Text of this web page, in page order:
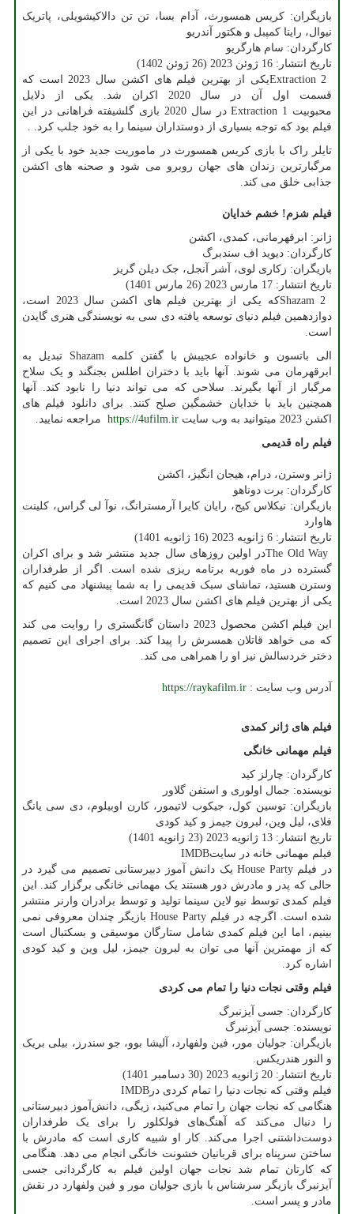
بازیگران: کریس همسورث، آدام بسا، تن تن دالاکیشویلی، پاتریک
نیوال، راینا کمپبل و هکتور آندریو
کارگردان: سام هارگریو
تاریخ انتشار: 16 ژوئن 2023 (26 ژوئن 1402)
Extraction 2
یکی از بهترین فیلم های اکشن سال 2023 است که
قسمت اول آن در سال 2020 اکران شد. یکی از دلایل
محبوبیت Extraction 1
در سال 2020 بازی گلشیفته فراهانی در این
فیلم بود که توجه بسیاری از دوستداران سینما را به خود جلب کرد. .
تایلر راک با بازی کریس همسورث در ماموریت جدید خود با یکی از
مرگبارترین زندان های جهان روبرو می شود و صحنه های اکشن
جذابی خلق می کند.
فیلم شزم! خشم خدایان
ژانر: ابرقهرمانی، کمدی، اکشن
کارگردان: دیوید اف سندبرگ
بازیگران: زکاری لوی، آشر آنجل، جک دیلن گریز
تاریخ انتشار: 17 مارس 2023 (26 مارس 1401)
Shazam 2
که یکی از بهترین فیلم های اکشن سال 2023 است،
دوازدهمین فیلم دنیای توسعه یافته دی سی به نویسندگی هنری گایدن
است.
الی باتسون و خانواده عجیبش با گفتن کلمه Shazamتبدیل به
ابرقهرمان می شوند. آنها باید با دختران اطلس بجنگند و یک سلاح
مرگبار از آنها بگیرند. سلاحی که می تواند دنیا را نابود کند. آنها
همچنین باید با خدایان خشمگین صلح کنند. برای دانلود فیلم های
اکشن 2023 میتوانید به وب سایت
https://4ufilm.ir مراجعه نمایید.
فیلم راه قدیمی
ژانر وسترن، درام، هیجان انگیز، اکشن
کارگردان: برت دوناهو
بازیگران: نیکلاس کیج، رایان کایرا آرمسترانگ، نوآ لی گراس، کلینت
هاوارد
تاریخ انتشار: 6 ژانویه 2023 (16 ژانویه 1401)
The Old Wayدر اولین روزهای سال جدید منتشر شد و برای اکران
گسترده در ماه فوریه برنامه ریزی شده است. اگر از طرفداران
وسترن هستید، تماشای سبک قدیمی را به شما پیشنهاد می کنیم که
یکی از بهترین فیلم های اکشن سال 2023 است.
این فیلم اکشن محصول 2023 داستان گانگستری را روایت می کند
که می خواهد قاتلان همسرش را پیدا کند. برای اجرای این تصمیم
دختر خردسالش نیز او را همراهی می کند.
آدرس وب سایت : https://raykafilm.ir
فیلم های ژانر کمدی
فیلم مهمانی خانگی
کارگردان: چارلز کید
نویسنده: جمال اولوری و استفن گلاور
بازیگران: توسین کول، جیکوب لاتیمور، کارن اوبیلوم، دی سی یانگ
فلای، لیل وین، لبرون جیمز و کید کودی
تاریخ انتشار: 13 ژانویه 2023 (23 ژانویه 1401)
فیلم مهمانی خانه در سایتIMDB
در فیلم House Party یک دانش آموز دبیرستانی تصمیم می گیرد در
حالی که پدر و مادرش دور هستند یک مهمانی خانگی برگزار کند. این
فیلم کمدی توسط نیو لاین سینما تولید و توسط برادران وارنر منتشر
شده است. اگرچه در فیلم House Party بازیگر چندان معروفی نمی
بینیم، اما این فیلم کمدی شامل ستارگان موسیقی و بسکتبال است
که از مهمترین آنها می توان به لبرون جیمز، لیل وین و کید کودی
اشاره کرد.
فیلم وقتی نجات دنیا را تمام می کردی
کارگردان: جسی آیزنبرگ
نویسنده: جسی آیزنبرگ
بازیگران: جولیان مور، فین ولفهارد، آلیشا بوو، جو سندرز، بیلی بریک
و النور هندریکس.
تاریخ انتشار: 20 ژانویه 2023 (30 دسامبر 1401)
فیلم وقتی که نجات دنیا را تمام کردی در IMDB
هنگامی که نجات جهان را تمام می‌کنید، زیگی، دانش‌آموز دبیرستانی
را دنبال می‌کند که آهنگ‌های فولکلور را برای یک طرفداران
دوست‌داشتنی اجرا می‌کند. کار او شبیه کاری است که مادرش با
ساختن سرپناه برای قربانیان خشونت خانگی انجام می دهد. هنگامی
که کارتان تمام شد نجات جهان اولین فیلم به کارگردانی جسی
آیزنبرگ بازیگر سرشناس با بازی جولیان مور و فین ولفهارد در نقش
مادر و پسر است.